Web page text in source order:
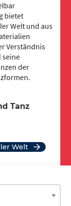
bietet
Welt und aus
Verständnis
seine
der
Tanz
Welt